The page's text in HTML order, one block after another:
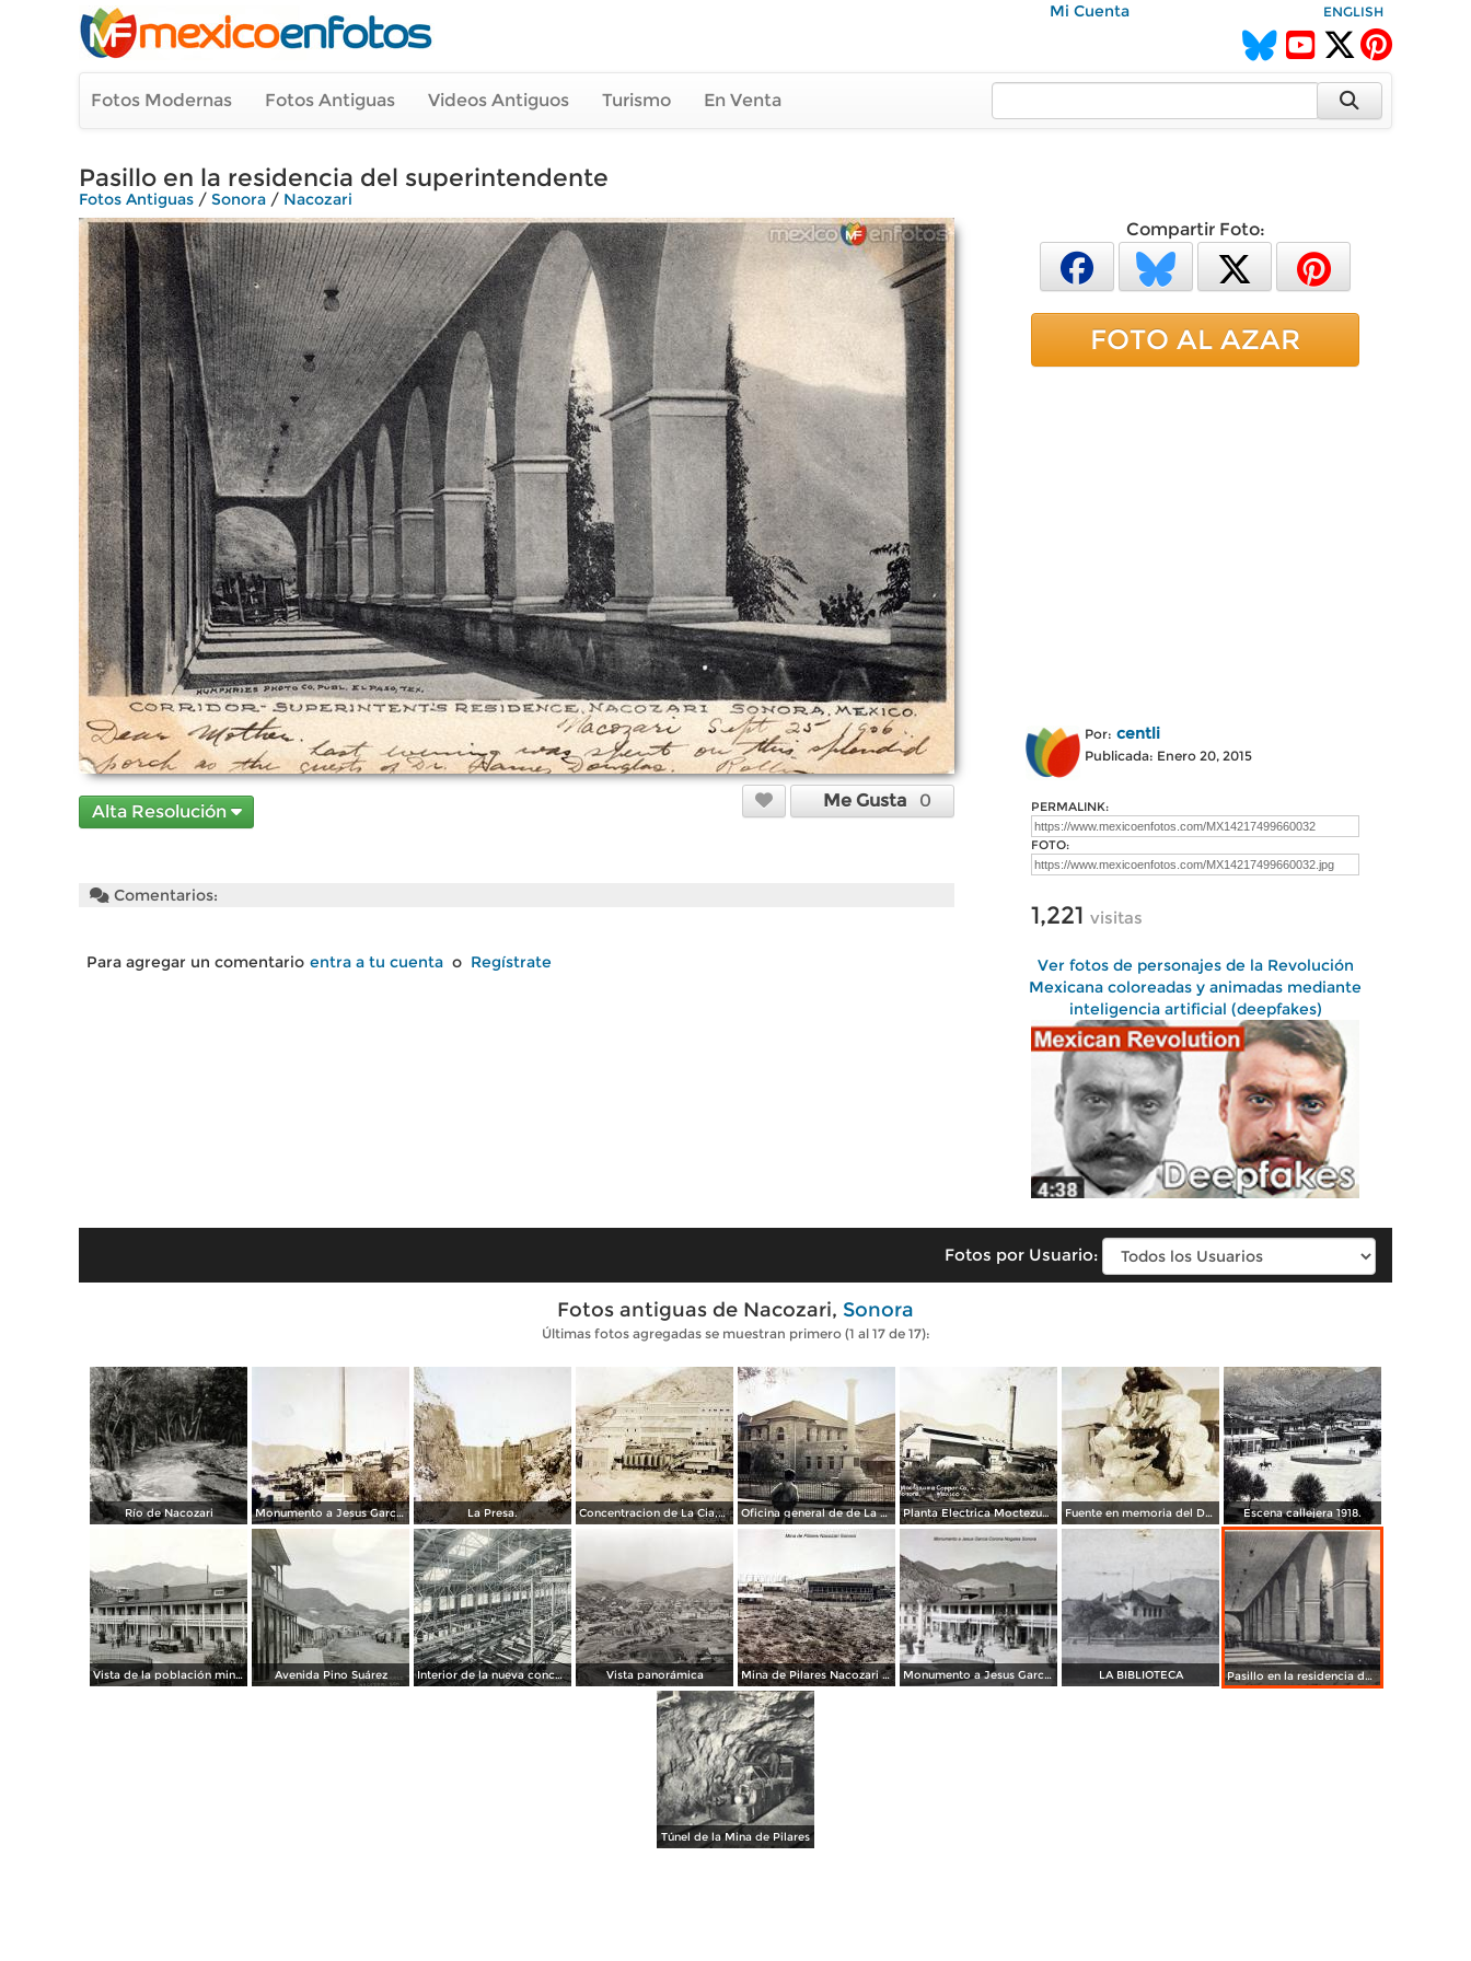
Mi Cuenta ENGLISH
Fotos Modernas Fotos Antiguas Videos Antiguos Turismo En Venta
Pasillo en la residencia del superintendente
Fotos Antiguas / Sonora / Nacozari
Alta Resolución
Me Gusta 0
Comentarios:
Para agregar un comentario entra a tu cuenta o Regístrate
Compartir Foto:
FOTO AL AZAR
Por: centli
Publicada: Enero 20, 2015
PERMALINK:
FOTO:
1,221 visitas
Ver fotos de personajes de la Revolución
Mexicana coloreadas y animadas mediante
inteligencia artificial (deepfakes)
Fotos por Usuario:
Fotos antiguas de Nacozari, Sonora
Últimas fotos agregadas se muestran primero (1 al 17 de 17):
Río de Nacozari Monumento a Jesus Garcia. La Presa. Concentracion de La Cia,Moctezuma Cooper. Oficina general de de La Cia. Moctezuma Cooper. Planta Electrica Moctezuma de La Cia,Cooper. Fuente en memoria del Dr Douglas. Escena callejera 1918.
Vista de la población minera de Pilares de Nacozari en 1920, hoy pueblo fantasma Avenida Pino Suárez Interior de la nueva concentradora metalúrgica Vista panorámica Mina de Pilares Nacozari Sonora. Monumento a Jesus Garcia Corona Nocozari Sonora ( Circulada el 5 de Diciembre de 1920 ) LA BIBLIOTECA Pasillo en la residencia del superintendente
Túnel de la Mina de Pilares